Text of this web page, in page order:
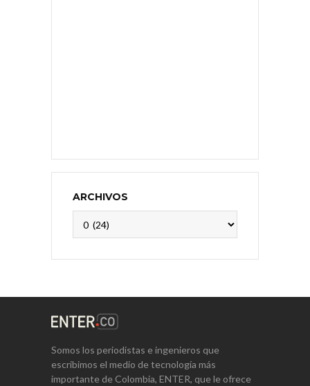
ARCHIVOS
Somos los periodistas e ingenieros que
escribimos el medio de tecnología más
importante de Colombia, ENTER, que le ofrece